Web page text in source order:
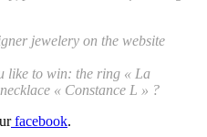
jewelery on the website
like to win: the ring « La
« Constance L » ?
facebook.